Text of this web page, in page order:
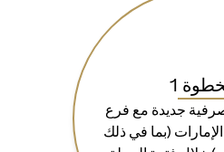
1
جديدة مع فرع
(بما في ذلك